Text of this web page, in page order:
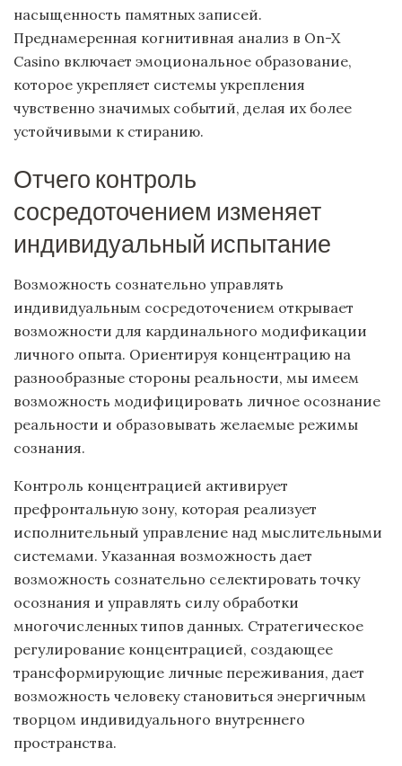
насыщенность памятных записей.
Преднамеренная когнитивная анализ в On-X
Casino включает эмоциональное образование,
которое укрепляет системы укрепления
чувственно значимых событий, делая их более
устойчивыми к стиранию.
Отчего контроль
сосредоточением изменяет
индивидуальный испытание
Возможность сознательно управлять
индивидуальным сосредоточением открывает
возможности для кардинального модификации
личного опыта. Ориентируя концентрацию на
разнообразные стороны реальности, мы имеем
возможность модифицировать личное осознание
реальности и образовывать желаемые режимы
сознания.
Контроль концентрацией активирует
префронтальную зону, которая реализует
исполнительный управление над мыслительными
системами. Указанная возможность дает
возможность сознательно селектировать точку
осознания и управлять силу обработки
многочисленных типов данных. Стратегическое
регулирование концентрацией, создающее
трансформирующие личные переживания, дает
возможность человеку становиться энергичным
творцом индивидуального внутреннего
пространства.